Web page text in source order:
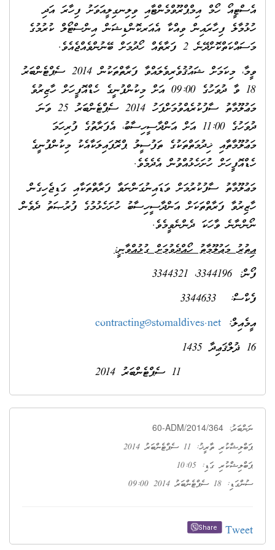
އެސްޓީއޯ ހޯމް އިމްޕްރޫވްމެންޓާއި ވިލިނގިލީއަވަށު ފިހާރަ އަދި
ހުޅުމާލެ ފިހާރައިން ވިއްކާ އެއަރކޮންޑިޝަން އިންސްޓޯލް ކުރުމުގެ
މަސައްކަތްކޮށްދޭނެ 2 ފަރާތެއް ހޯދުމަށް ބޭނުންވެއްޖެއެވެ.
ވީމާ، މިކަމަށް ޝައުޤުވެރިވެލައްވާ ފަރާތްތަކުން 2014 ސެޕްޓެންބަރު
18 ވާ ދުވަހުގެ 09:00 އަށް މިކުންފުނީގެ ހެޑްއޮފީހަށް ހާޒިރުވެ
މަޢުލޫމާތު ސާފުކުރެއްވުމަށްފަހު 2014 ސެޕްޓެންބަރު 25 ވަނަ
ދުވަހުގެ 11:00 އަށް އަންދާސީހިސާބު، އެފަރާތުގެ ފުރިހަމަ
މަޢުލޫމާތާއި ޚިދުމަތްތަކުގެ ތަފުސީލު ޕްރޮފައިލަކާއެކު މިކުންފުނީގެ
ހެޑްއޮފީހަށް ހުށަހެޅުއްވުން އެދެމެވެ.
މަޢުލޫމާތު ސާފުކުރުމަށް ވަޑައިނުގަންނަވާ ފަރާތްތަކާއި ގަޑިޖެހިގެން
ހާޒިރުވާ ފަރާތްތަކަށް އަންދާސީހިސާބު ހުށަހެޅުމުގެ ފުރުޞަތު ދެވެން
ނޯންނާނެ ވާހަކަ ދެންނެވީމެވެ.
އިތުރު މަޢުލޫމާތު ހޯއްދެވުމަށް ގުޅުއްވާނީ:
ފޯން: 3344196، 3344321
ފެކްސް: 3344633
އީމެއިލް: contracting@stomaldives.net
16 ޛުލްޤަޢިދާ 1435
11 ސެޕްޓެންބަރު 2014
ނަންބަރު: 60-ADM/2014/364
ޕަބްލިޝްކުރި ތާރީޚު: 11 ސެޕްޓެންބަރު 2014
ޕަބްލިޝްކުރި ގަޑި: 10:05
ސުންގަޑި: 18 ސެޕްޓެންބަރު 2014 09:00
Tweet
Share